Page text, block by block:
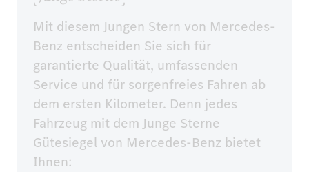
Mit diesem Jungen Stern von Mercedes-
Benz entscheiden Sie sich für
garantierte Qualität, umfassenden
Service und für sorgenfreies Fahren ab
dem ersten Kilometer. Denn jedes
Fahrzeug mit dem Junge Sterne
Gütesiegel von Mercedes-Benz bietet
Ihnen: